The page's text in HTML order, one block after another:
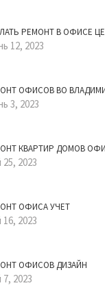
РЕМОНТ В ОФИСЕ
12, 2023
ОФИСОВ ВО
3, 2023
КВАРТИР ДОМОВ
2023
ОФИСА УЧЕТ
2023
ОФИСОВ ДИЗАЙН
2023